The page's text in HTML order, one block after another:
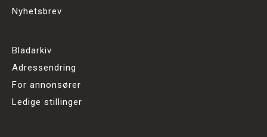
Nyhetsbrev
Bladarkiv
Adressendring
For annonsører
Ledige stillinger